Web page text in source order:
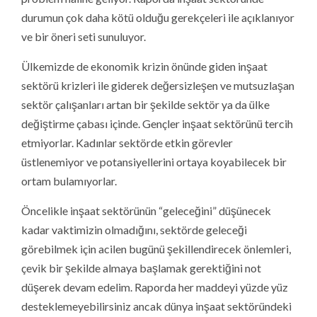
durumun çok daha kötü olduğu gerekçeleri ile açıklanıyor
ve bir öneri seti sunuluyor.
Ülkemizde de ekonomik krizin önünde giden inşaat
sektörü krizleri ile giderek değersizleşen ve mutsuzlaşan
sektör çalışanları artan bir şekilde sektör ya da ülke
değiştirme çabası içinde. Gençler inşaat sektörünü tercih
etmiyorlar. Kadınlar sektörde etkin görevler
üstlenemiyor ve potansiyellerini ortaya koyabilecek bir
ortam bulamıyorlar.
Öncelikle inşaat sektörünün “geleceğini” düşünecek
kadar vaktimizin olmadığını, sektörde geleceği
görebilmek için acilen bugünü şekillendirecek önlemleri,
çevik bir şekilde almaya başlamak gerektiğini not
düşerek devam edelim. Raporda her maddeyi yüzde yüz
desteklemeyebilirsiniz ancak dünya inşaat sektöründeki